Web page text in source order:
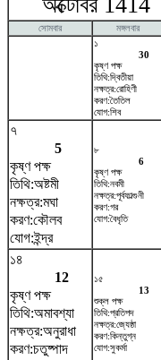
সোমবার মঙ্গলবার
১
30
কৃষ্ণ পক্ষ
তিথি:দ্বিতীয়া
নক্ষত্র:রোহিণী
করণ:তৈতিল
যোগ:শিব
৭
5
কৃষ্ণ পক্ষ
তিথি:অষ্টমী
নক্ষত্র:মঘা
করণ:কৌলব
যোগ:ইন্দ্র
৮
6
কৃষ্ণ পক্ষ
তিথি:নবমী
নক্ষত্র:পূর্বফাল্গুনী
করণ:গর
যোগ:বৈধৃতি
১৪
12
কৃষ্ণ পক্ষ
তিথি:অমাবশ্যা
নক্ষত্র:অনুরাধা
করণ:চতুষ্পাদ
১৫
13
শুক্ল পক্ষ
তিথি:প্রতিপদ
নক্ষত্র:জ্যেষ্ঠা
করণ:কিন্তুগ্ন
যোগ:সুকর্মা